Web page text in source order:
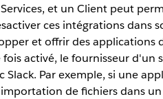
et un Client peut
ces intégrations dans
et offrir des applications
fois activé, le fournisseur d'un
Slack. Par exemple, si une
de fichiers dans